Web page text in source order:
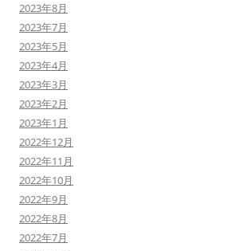
2023年8月
2023年7月
2023年5月
2023年4月
2023年3月
2023年2月
2023年1月
2022年12月
2022年11月
2022年10月
2022年9月
2022年8月
2022年7月